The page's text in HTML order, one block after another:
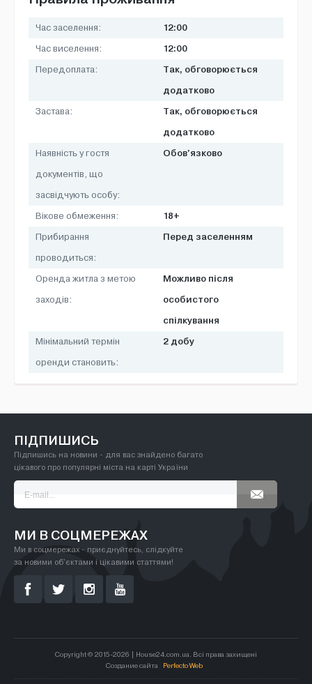
Час заселення: 12:00
Час виселення: 12:00
Передоплата:
Так, обговорюється
додатково
Застава:
Так, обговорюється
додатково
Наявність у гостя
документів, що
засвідчують особу:
Обов'язково
Вікове обмеження: 18+
Прибирання
проводиться:
Перед заселенням
Оренда житла з метою
заходів:
Можливо після
особистого
спілкування
Мінімальний термін
оренди становить:
2 добу
ПІДПИШИСЬ
Підпишись на новини - для вас знайдено багато
цікавого про популярні міста на карті України
МИ В СОЦМЕРЕЖАХ
Ми в соцмережах - приєднуйтесь, слідкуйте
за новими об'єктами і цікавими статтями!
Copyright © 2015-2026 | House24.com.ua. Всі права захищені
Создание сайта
Perfecto Web